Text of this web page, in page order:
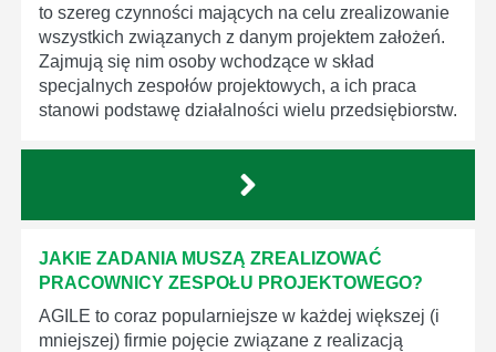
to szereg czynności mających na celu zrealizowanie
wszystkich związanych z danym projektem założeń.
Zajmują się nim osoby wchodzące w skład
specjalnych zespołów projektowych, a ich praca
stanowi podstawę działalności wielu przedsiębiorstw.
JAKIE ZADANIA MUSZĄ ZREALIZOWAĆ
PRACOWNICY ZESPOŁU PROJEKTOWEGO?
AGILE to coraz popularniejsze w każdej większej (i
mniejszej) firmie pojęcie związane z realizacją